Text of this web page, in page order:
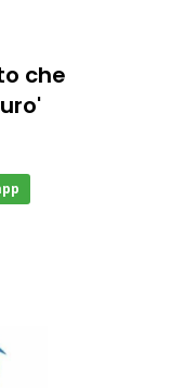
che